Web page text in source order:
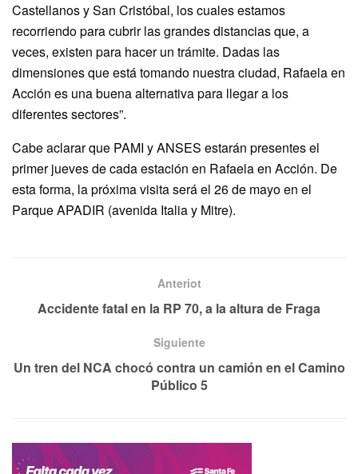
Castellanos y San Cristóbal, los cuales estamos
recorriendo para cubrir las grandes distancias que, a
veces, existen para hacer un trámite. Dadas las
dimensiones que está tomando nuestra ciudad, Rafaela en
Acción es una buena alternativa para llegar a los
diferentes sectores”.
Cabe aclarar que PAMI y ANSES estarán presentes el
primer jueves de cada estación en Rafaela en Acción. De
esta forma, la próxima visita será el 26 de mayo en el
Parque APADIR (avenida Italia y Mitre).
Anteriot
Accidente fatal en la RP 70, a la altura de Fraga
Siguiente
Un tren del NCA chocó contra un camión en el Camino
Público 5